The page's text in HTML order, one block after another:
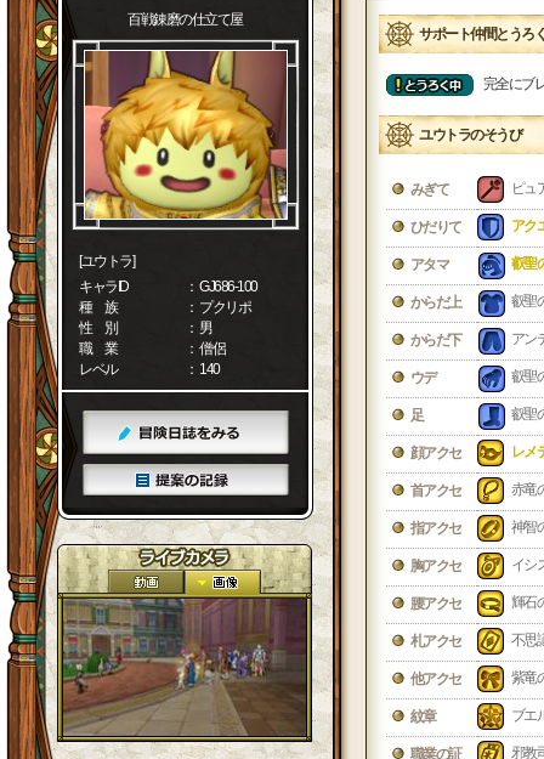
百戦錬磨の仕立て屋
[ユウトラ]
キャラID
： GJ686-100
種 族
： プクリポ
性 別
： 男
職 業
： 僧侶
レベル
： 140
サポート仲間とうろ
完全にブ
ユウトラのそうび
みぎて ピュ
ひだりて アク
アタマ 叡聖
からだ上 叡聖
からだ下 アン
ウデ 叡聖
足 叡聖
顔アクセ レメ
首アクセ 赤竜
指アクセ 神智
胸アクセ イシ
腰アクセ 輝石
札アクセ 不思
他アクセ 紫竜
紋章 ブエ
職業の証 邪教